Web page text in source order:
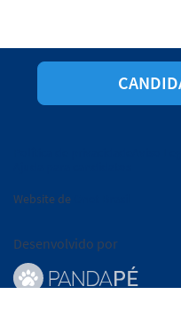
Website de
Desenvolvido por